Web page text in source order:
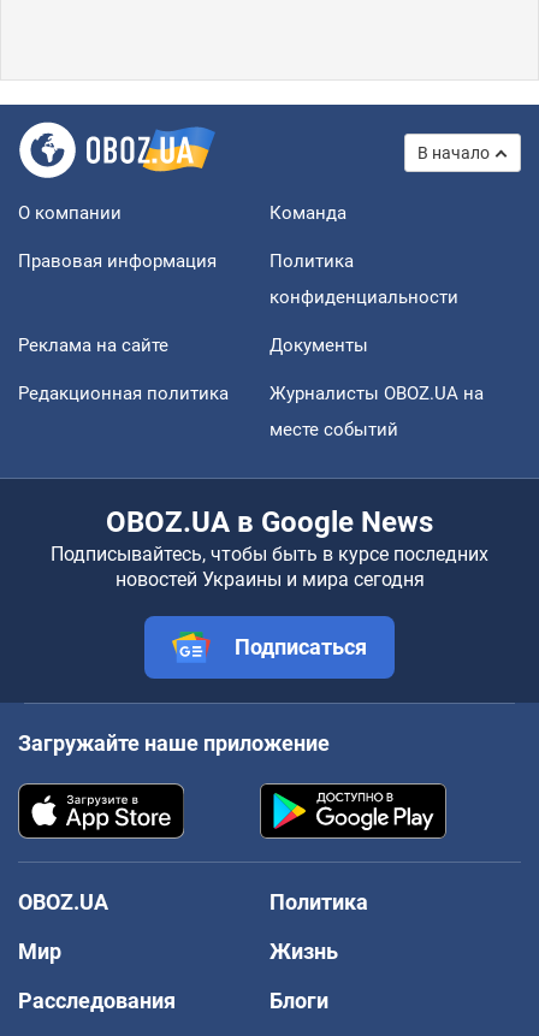
В начало
О компании Команда
Правовая информация
Политика
конфиденциальности
Реклама на сайте Документы
Редакционная политика
Журналисты OBOZ.UA на
месте событий
OBOZ.UA в Google News
Подписывайтесь, чтобы быть в курсе последних
новостей Украины и мира сегодня
Подписаться
Загружайте наше приложение
OBOZ.UA
Политика
Мир
Жизнь
Расследования
Блоги